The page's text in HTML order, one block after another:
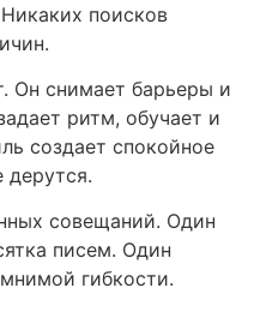
поисков
Он снимает барьеры и
ритм, обучает и
создает спокойное
дерутся.
совещаний. Один
писем. Один
гибкости.